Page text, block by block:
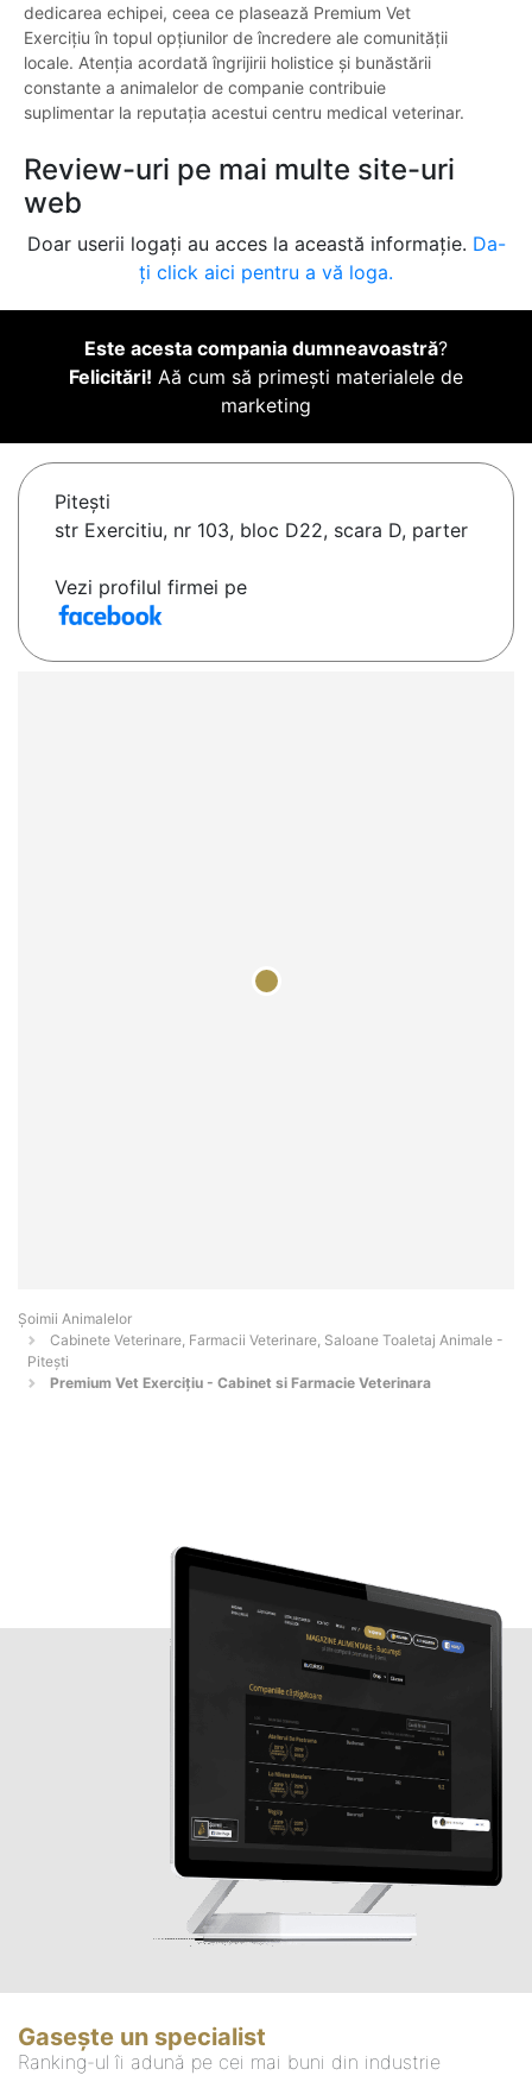
dedicarea echipei, ceea ce plasează Premium Vet
Exercițiu în topul opțiunilor de încredere ale comunității
locale. Atenția acordată îngrijirii holistice și bunăstării
constante a animalelor de companie contribuie
suplimentar la reputația acestui centru medical veterinar.
Review-uri pe mai multe site-uri
web
Doar userii logați au acces la această informație. Da-
ți click aici pentru a vă loga.
Este acesta compania dumneavoastră?
Felicitări! Aă cum să primești materialele de
marketing
Piteşti
str Exercitiu, nr 103, bloc D22, scara D, parter
Vezi profilul firmei pe
Şoimii Animalelor
Cabinete Veterinare, Farmacii Veterinare, Saloane Toaletaj Animale -
Piteşti
Premium Vet Exercițiu - Cabinet si Farmacie Veterinara
Gasește un specialist
Ranking-ul îi adună pe cei mai buni din industrie